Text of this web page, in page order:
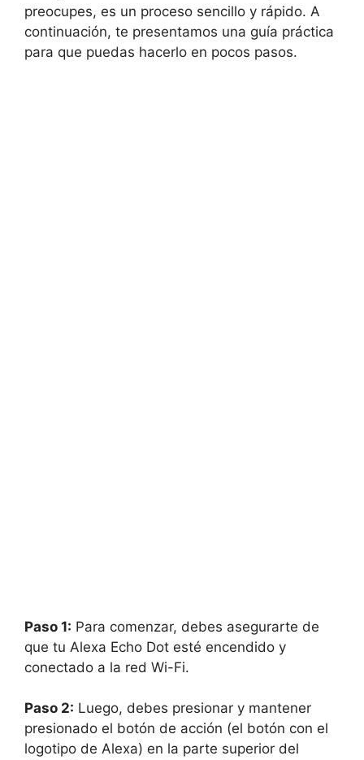
preocupes, es un proceso sencillo y rápido. A
continuación, te presentamos una guía práctica
para que puedas hacerlo en pocos pasos.
Paso 1: Para comenzar, debes asegurarte de
que tu Alexa Echo Dot esté encendido y
conectado a la red Wi-Fi.
Paso 2: Luego, debes presionar y mantener
presionado el botón de acción (el botón con el
logotipo de Alexa) en la parte superior del